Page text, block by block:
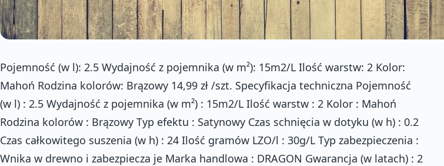
Pojemność (w l): 2.5 Wydajność z pojemnika (w m²): 15m2/L Ilość warstw: 2 Kolor:
Mahoń Rodzina kolorów: Brązowy 14,99 zł /szt. Specyfikacja techniczna Pojemność
(w l) : 2.5 Wydajność z pojemnika (w m²) : 15m2/L Ilość warstw : 2 Kolor : Mahoń
Rodzina kolorów : Brązowy Typ efektu : Satynowy Czas schnięcia w dotyku (w h) : 0.2
Czas całkowitego suszenia (w h) : 24 Ilość gramów LZO/l : 30g/L Typ zabezpieczenia :
Wnika w drewno i zabezpiecza je Marka handlowa : DRAGON Gwarancja (w latach) : 2